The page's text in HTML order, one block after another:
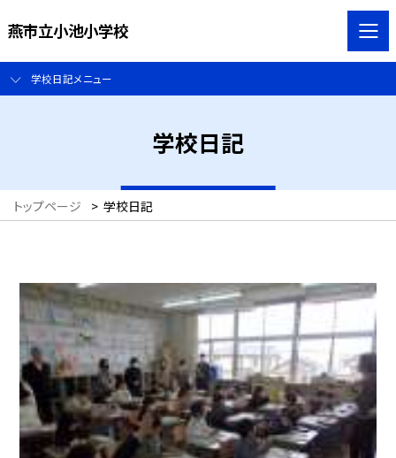
燕市立小池小学校
学校日記メニュー
学校日記
トップページ > 学校日記